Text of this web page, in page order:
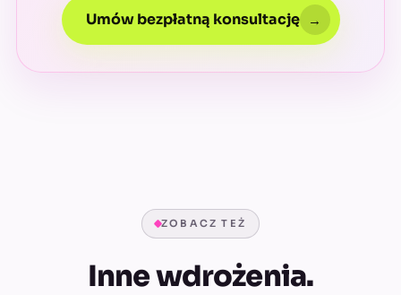
Umów bezpłatną konsultację →
ZOBACZ TEŻ
Inne wdrożenia.